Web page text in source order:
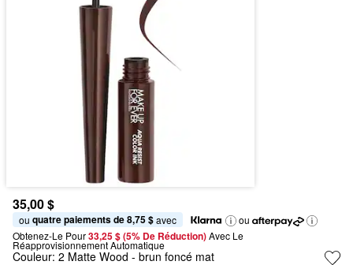
35,00 $
ou quatre paiements de 8,75 $ avec
ou
Obtenez-Le Pour33,25 $ (5% De Réduction) Avec Le
Réapprovisionnement Automatique
Couleur: 2 Matte Wood - brun foncé mat